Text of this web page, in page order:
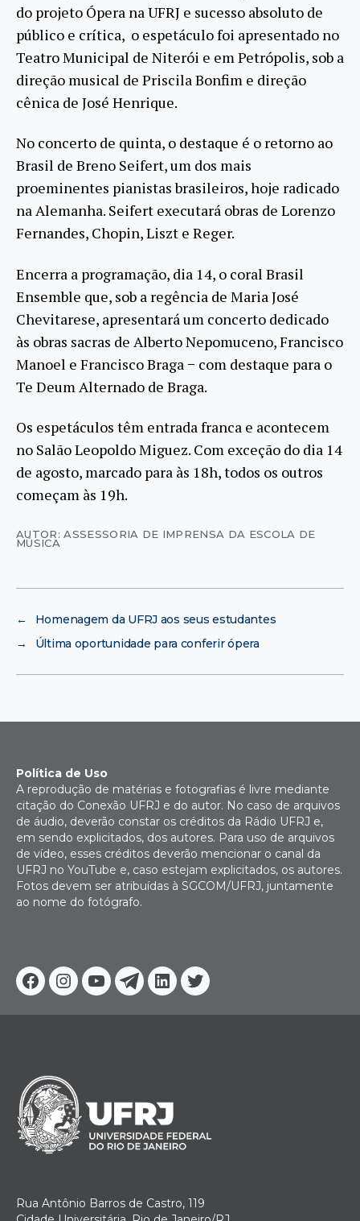
do projeto Ópera na UFRJ e sucesso absoluto de
público e crítica, o espetáculo foi apresentado no
Teatro Municipal de Niterói e em Petrópolis, sob a
direção musical de Priscila Bonfim e direção
cênica de José Henrique.
No concerto de quinta, o destaque é o retorno ao
Brasil de Breno Seifert, um dos mais
proeminentes pianistas brasileiros, hoje radicado
na Alemanha. Seifert executará obras de Lorenzo
Fernandes, Chopin, Liszt e Reger.
Encerra a programação, dia 14, o coral Brasil
Ensemble que, sob a regência de Maria José
Chevitarese, apresentará um concerto dedicado
às obras sacras de Alberto Nepomuceno, Francisco
Manoel e Francisco Braga − com destaque para o
Te Deum Alternado de Braga.
Os espetáculos têm entrada franca e acontecem
no Salão Leopoldo Miguez. Com exceção do dia 14
de agosto, marcado para às 18h, todos os outros
começam às 19h.
AUTOR: ASSESSORIA DE IMPRENSA DA ESCOLA DE
MÚSICA
←
Homenagem da UFRJ aos seus estudantes
→
Última oportunidade para conferir ópera
Facebook
Instagram
YoutubeTelegram
Linkedin
Twitter
Política de Uso
A reprodução de matérias e fotografias é livre mediante
citação do Conexão UFRJ e do autor. No caso de arquivos
de áudio, deverão constar os créditos da Rádio UFRJ e,
em sendo explicitados, dos autores. Para uso de arquivos
de vídeo, esses créditos deverão mencionar o canal da
UFRJ no YouTube e, caso estejam explicitados, os autores.
Fotos devem ser atribuídas à SGCOM/UFRJ, juntamente
ao nome do fotógrafo.
Rua Antônio Barros de Castro, 119